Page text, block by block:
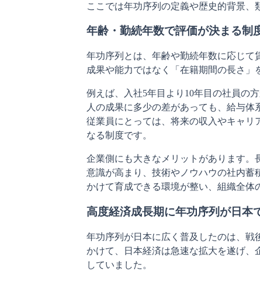
ここでは年功序列の定義や歴史的背景、
年齢・勤続年数で評価が決まる制
年功序列とは、年齢や勤続年数に応じて
成果や能力ではなく「在籍期間の長さ」
例えば、入社5年目より10年目の社員の
人の成果に多少の差があっても、給与体
従業員にとっては、将来の収入やキャリ
なる制度です。
企業側にも大きなメリットがあります
意識が高まり、技術やノウハウの社内
かけて育成できる環境が整い、組織全体
高度経済成長期に年功序列が日本
年功序列が日本に広く普及したのは、戦
かけて、日本経済は急速な拡大を遂げ、
していました。